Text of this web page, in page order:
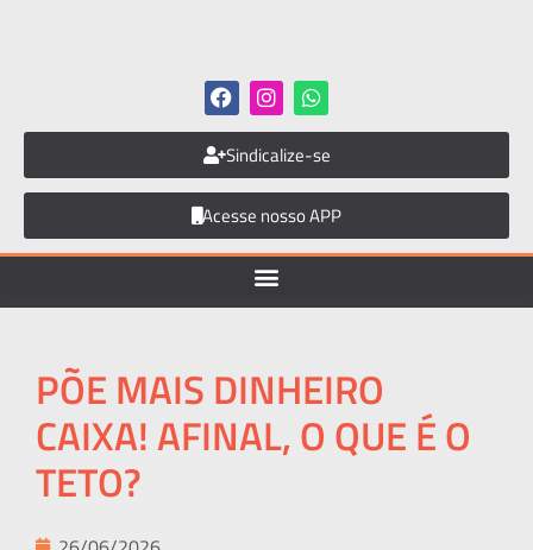
Sindicalize-se
Acesse nosso APP
PÕE MAIS DINHEIRO
CAIXA! AFINAL, O QUE É O
TETO?